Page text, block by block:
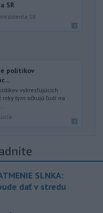
SR
SR
politikov
vykresľujúcich
roky tým očkujú ľudí na
SLNKA:
dať v stredu